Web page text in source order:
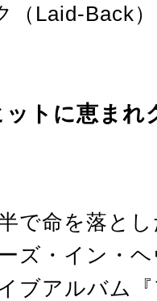
（Laid-Back
ットに恵まれ
で命を落と
ズ・イン・
ブアルバム